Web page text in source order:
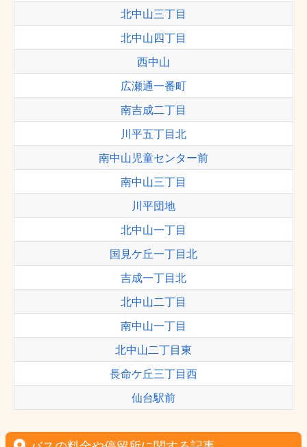
北中山三丁目
北中山四丁目
西中山
広瀬通一番町
南吉成二丁目
川平五丁目北
南中山児童センター前
南中山三丁目
川平団地
北中山一丁目
国見ケ丘一丁目北
吉成一丁目北
北中山二丁目
南中山一丁目
北中山二丁目東
長命ケ丘三丁目西
仙台駅前